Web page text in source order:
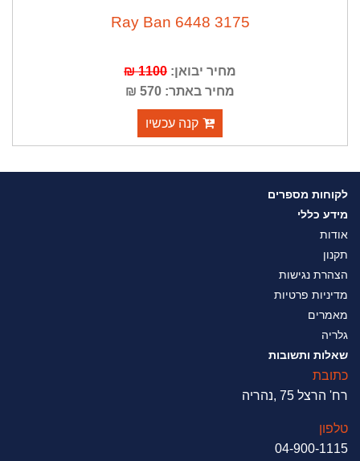
Ray Ban 6448 3175
מחיר יבואן:1100 ₪
מחיר באתר: 570 ₪
קנה עכשיו
לקוחות מספרים
מידע כללי
אודות
תקנון
הצהרת נגישות
מדיניות פרטיות
מאמרים
גלריה
שאלות ותשובות
כתובת
רח' הרצל 75 ,נהריה
טלפון
04-900-1115